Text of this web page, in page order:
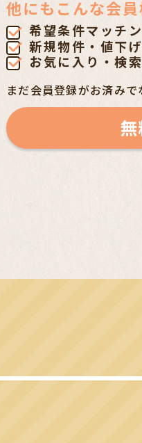
他にもこんな会
希望条件マッチ
新規物件・値下
お気に入り・検
まだ会員登録がお済みで